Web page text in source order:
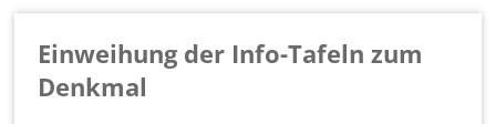
Einweihung der Info-Tafeln zum
Denkmal